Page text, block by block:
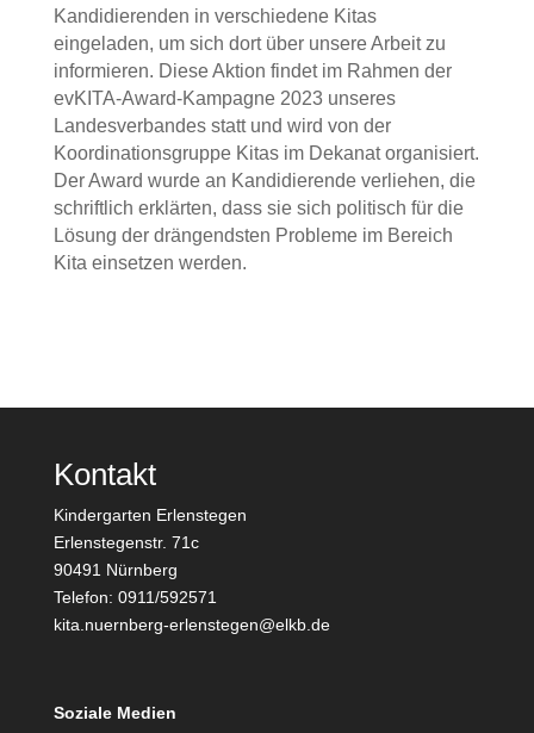
Kandidierenden in verschiedene Kitas
eingeladen, um sich dort über unsere Arbeit zu
informieren. Diese Aktion findet im Rahmen der
evKITA-Award-Kampagne 2023 unseres
Landesverbandes statt und wird von der
Koordinationsgruppe Kitas im Dekanat organisiert.
Der Award wurde an Kandidierende verliehen, die
schriftlich erklärten, dass sie sich politisch für die
Lösung der drängendsten Probleme im Bereich
Kita einsetzen werden.
Kontakt
Kindergarten Erlenstegen
Erlenstegenstr. 71c
90491 Nürnberg
Telefon: 0911/592571
kita.nuernberg-erlenstegen@elkb.de
Soziale Medien